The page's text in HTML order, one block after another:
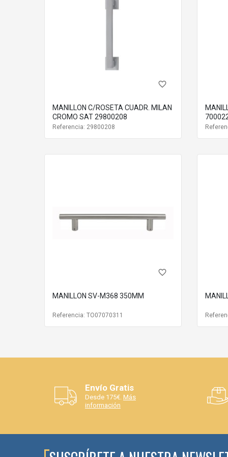
favorite_border
MANILLON C/ROSETA CUADR. MILAN
CROMO SAT 29800208
Referencia: 29800208
favorite_border
MANILLON SV-M368 350MM
Referencia: TO07070311
Envío Gratis
Desde 175€. Más
información